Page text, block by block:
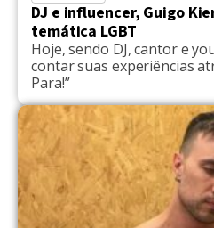
DJ e influencer, Guigo
temática LGBT
Hoje, sendo DJ, cantor e
contar suas experiências
Para!”